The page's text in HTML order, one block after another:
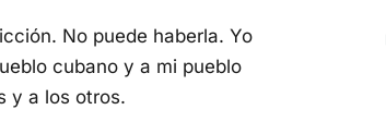
No puede haberla. Yo
cubano y a mi pueblo
y a los otros.